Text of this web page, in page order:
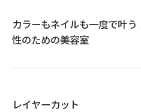
カラーもネイルも一度で叶う
性のための美容室
レイヤーカット